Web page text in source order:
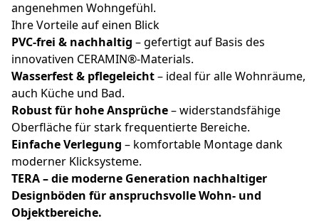
angenehmen Wohngefühl.
Ihre Vorteile auf einen Blick
PVC-frei & nachhaltig – gefertigt auf Basis des
innovativen CERAMIN®-Materials.
Wasserfest & pflegeleicht– ideal für alle Wohnräume,
auch Küche und Bad.
Robust für hohe Ansprüche– widerstandsfähige
Oberfläche für stark frequentierte Bereiche.
Einfache Verlegung – komfortable Montage dank
moderner Klicksysteme.
TERA – die moderne Generation nachhaltiger
Designböden für anspruchsvolle Wohn- und
Objektbereiche.